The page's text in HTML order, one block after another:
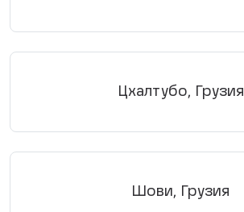
Цхалтубо, Грузия
Шови, Грузия